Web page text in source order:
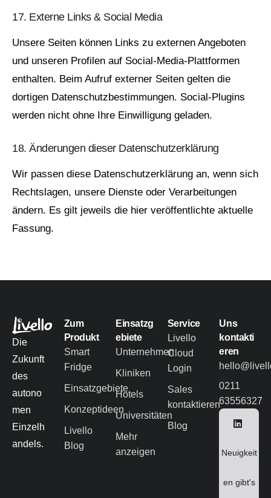
17. Externe Links & Social Media
Unsere Seiten können Links zu externen Angeboten
und unseren Profilen auf Social‑Media‑Plattformen
enthalten. Beim Aufruf externer Seiten gelten die
dortigen Datenschutzbestimmungen. Social‑Plugins
werden nicht ohne Ihre Einwilligung geladen.
18. Änderungen dieser Datenschutzerklärung
Wir passen diese Datenschutzerklärung an, wenn sich
Rechtslagen, unsere Dienste oder Verarbeitungen
ändern. Es gilt jeweils die hier veröffentlichte aktuelle
Fassung.
Die
Zukunft
des
autono
men
Einzelh
andels.
Zum
Produkt
Smart
Fridge
Einsatzgebiete
Konzeptideen
Livello
Blog
Einsatzg
ebiete
Unternehmen
Kliniken
Hotels
Universitäten
Mehr
anzeigen
Service
Livello
Cloud
Login
Sales
kontaktieren
Blog
Uns
kontakti
eren
0211
63556327
Neuigkeit
en gibt's